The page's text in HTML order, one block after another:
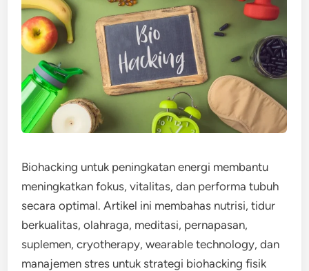
Biohacking untuk peningkatan energi membantu
meningkatkan fokus, vitalitas, dan performa tubuh
secara optimal. Artikel ini membahas nutrisi, tidur
berkualitas, olahraga, meditasi, pernapasan,
suplemen, cryotherapy, wearable technology, dan
manajemen stres untuk strategi biohacking fisik